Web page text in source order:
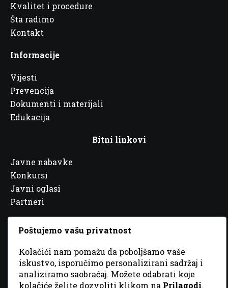
Kvalitet i procedure
Šta radimo
Kontakt
Informacije
Vijesti
Prevencija
Dokumenti i materijali
Edukacija
Bitni linkovi
Javne nabavke
Konkursi
Javni oglasi
Partneri
© 2026 Sva prava zadržana. DizajnGordonDM
Poštujemo vašu privatnost
Kolačići nam pomažu da poboljšamo vaše
iskustvo, isporučimo personalizirani sadržaj i
analiziramo saobraćaj. Možete odabrati koje
kolačiće želite dozvoliti klikom na Prilagodi.